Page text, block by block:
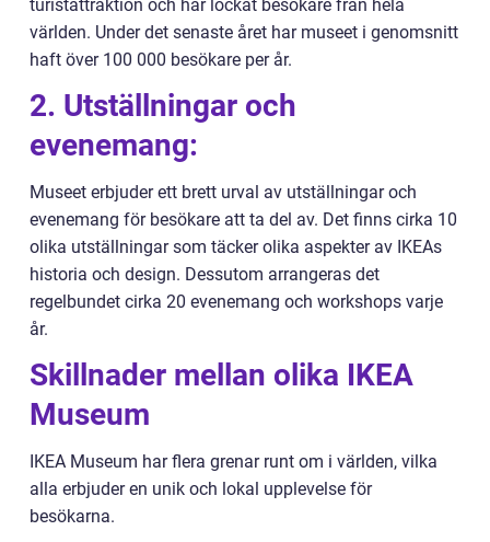
turistattraktion och har lockat besökare från hela
världen. Under det senaste året har museet i genomsnitt
haft över 100 000 besökare per år.
2. Utställningar och
evenemang:
Museet erbjuder ett brett urval av utställningar och
evenemang för besökare att ta del av. Det finns cirka 10
olika utställningar som täcker olika aspekter av IKEAs
historia och design. Dessutom arrangeras det
regelbundet cirka 20 evenemang och workshops varje
år.
Skillnader mellan olika IKEA
Museum
IKEA Museum har flera grenar runt om i världen, vilka
alla erbjuder en unik och lokal upplevelse för
besökarna.